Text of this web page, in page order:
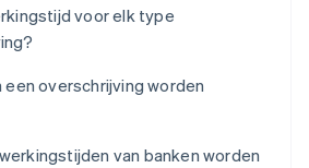
voor elk type
een overschrijving worden
van banken worden